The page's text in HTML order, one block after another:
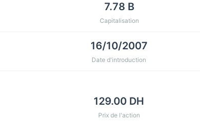
7.78 B
Capitalisation
16/10/2007
Date d'introduction
129.00 DH
Prix de l'action